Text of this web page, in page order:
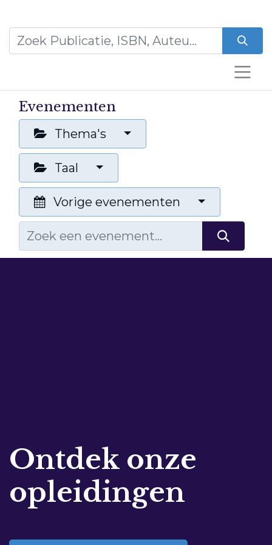
Evenementen
Thema's
Taal
Vorige evenementen
Ontdek onze
opleidingen